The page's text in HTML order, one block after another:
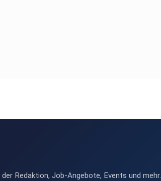
Redaktion, Job-Angebote, Events und mehr.